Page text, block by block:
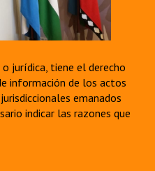
o jurídica, tiene el derecho
información de los actos
emanados
indicar las razones que